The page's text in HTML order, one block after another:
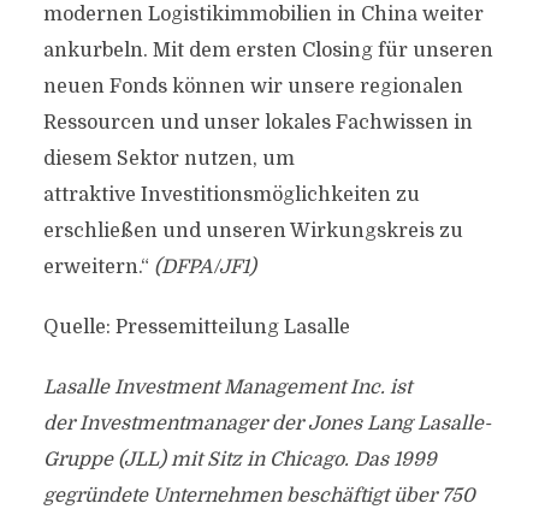
modernen Logistikimmobilien in China weiter
ankurbeln. Mit dem ersten Closing für unseren
neuen Fonds können wir unsere regionalen
Ressourcen und unser lokales Fachwissen in
diesem Sektor nutzen, um
attraktive Investitionsmöglichkeiten zu
erschließen und unseren Wirkungskreis zu
erweitern.“ (DFPA/JF1)
Quelle: Pressemitteilung Lasalle
Lasalle Investment Management Inc. ist
der Investmentmanager der Jones Lang Lasalle-
Gruppe (JLL) mit Sitz in Chicago. Das 1999
gegründete Unternehmen beschäftigt über 750